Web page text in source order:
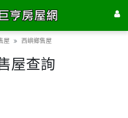
屋 西嶼鄉售屋
屋查詢